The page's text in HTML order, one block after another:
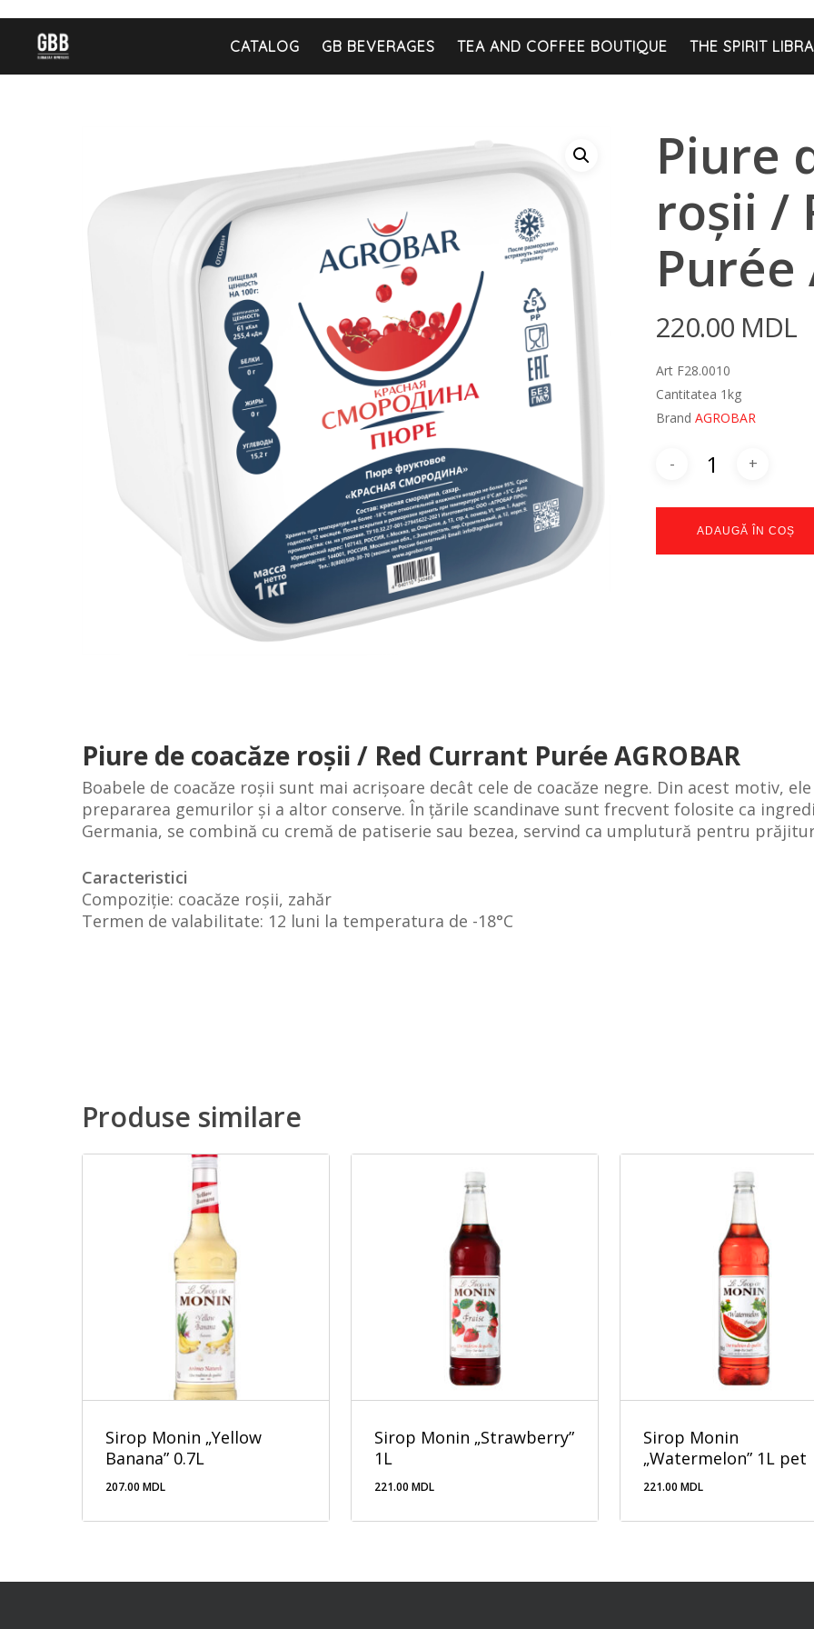
CATALOG GB BEVERAGES TEA AND COFFEE BOUTIQUE THE SPIRIT
Piure
roşii /
Purée
220.00 MDL
Art F28.0010
Cantitatea 1kg
Brand AGROBAR
ADAUGĂ ÎN COȘ
Piure de coacăze roşii / Red Currant Purée AGROBAR
Boabele de coacăze roșii sunt mai acrișoare decât cele de coacăze negre. Din acest motiv,
prepararea gemurilor și a altor conserve. În țările scandinave sunt frecvent folosite ca
Germania, se combină cu cremă de patiserie sau bezea, servind ca umplutură pentru
Caracteristici
Compoziție: coacăze roșii, zahăr
Termen de valabilitate: 12 luni la temperatura de -18°C
Produse similare
Sirop Monin „Yellow
Banana” 0.7L
207.00 MDL
Sirop Monin „Strawberry”
1L
221.00MDL
Sirop Monin
„Watermelon” 1L pet
221.00MDL